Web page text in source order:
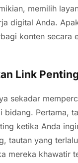
memilih
digital Anda.
konten secara
Link
sekadar
bidang. Pertama,
ketika Anda
tautan yang
mereka khawatir